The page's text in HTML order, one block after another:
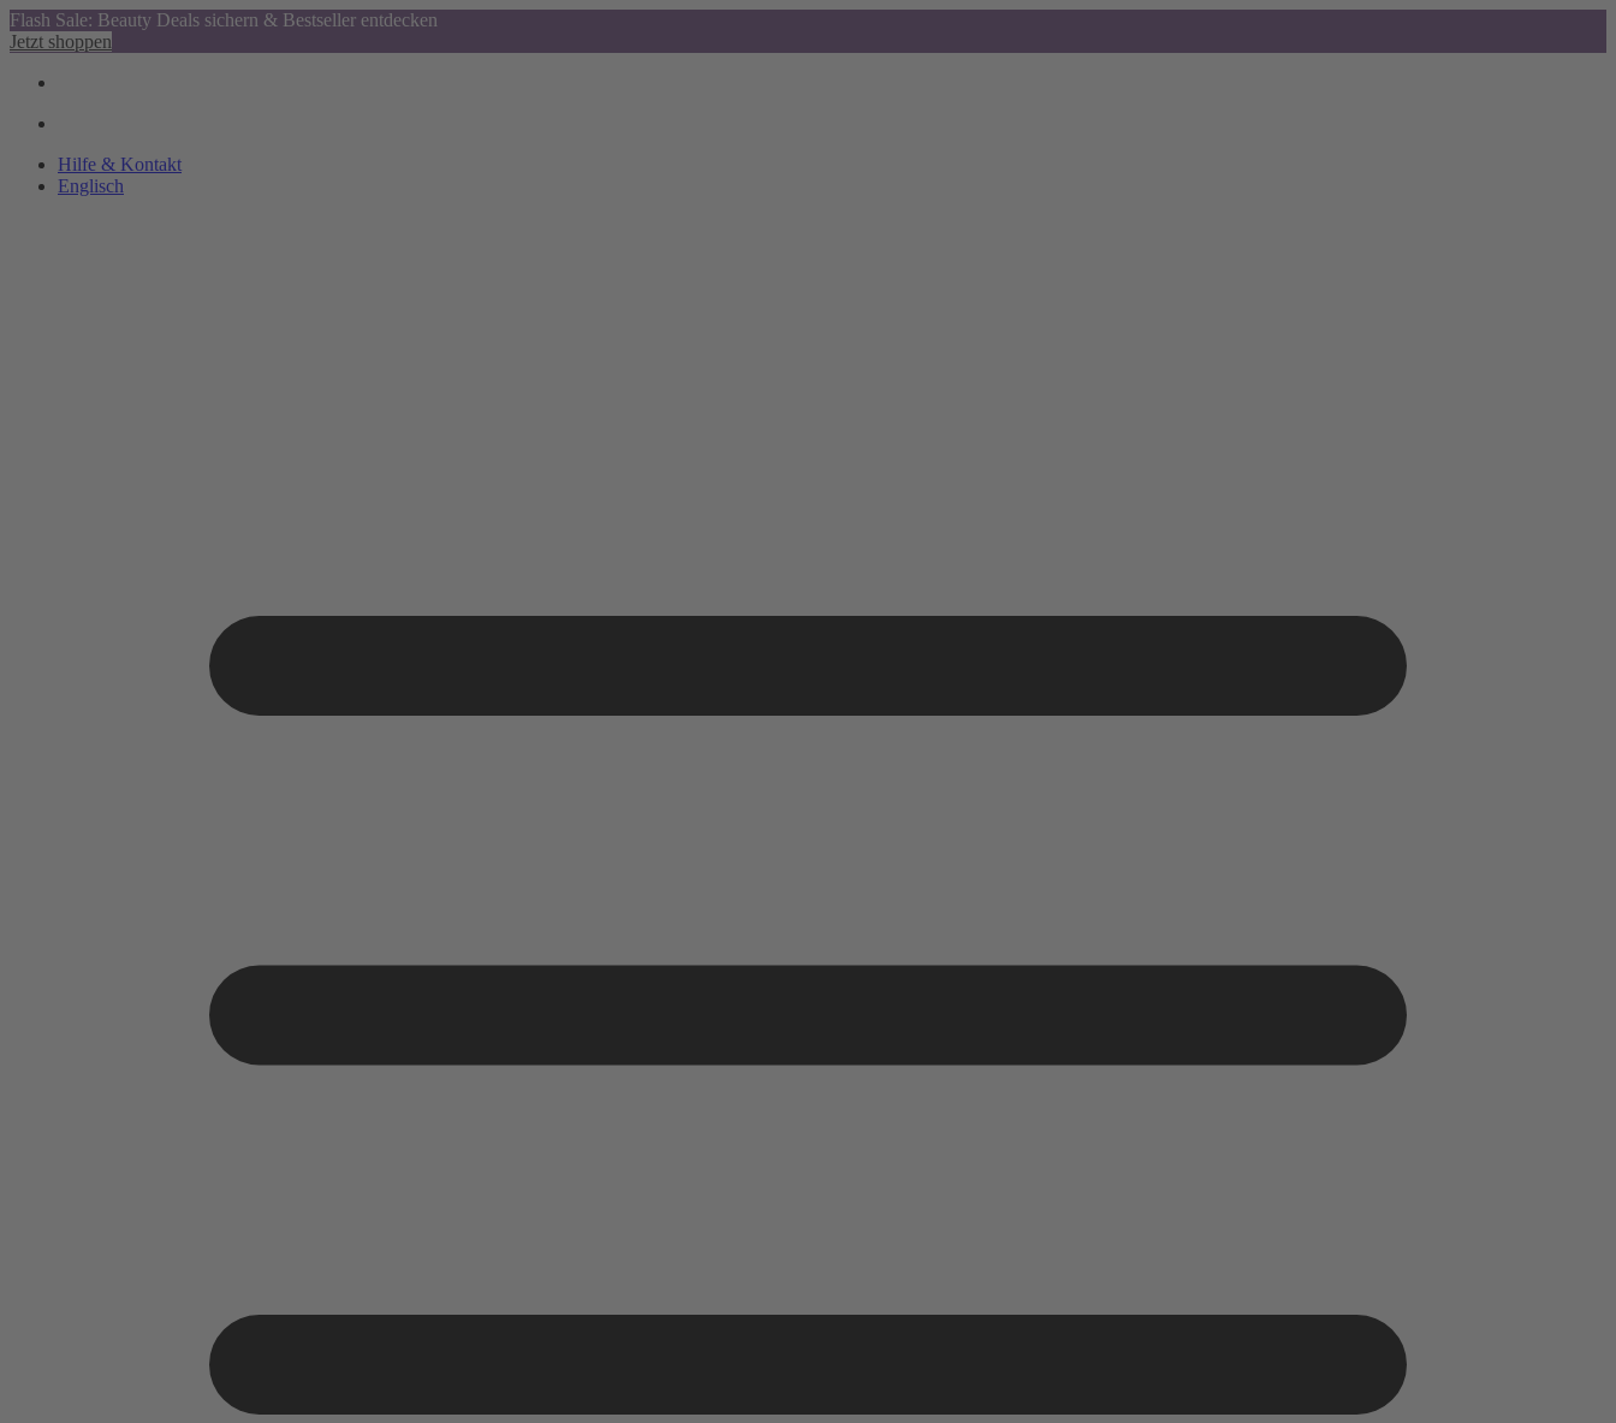
Flash Sale: Beauty Deals sichern & Bestseller entdecken
Jetzt shoppen
Hilfe & Kontakt
Englisch